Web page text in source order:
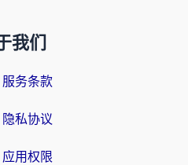
我们
服务条款
隐私协议
应用权限